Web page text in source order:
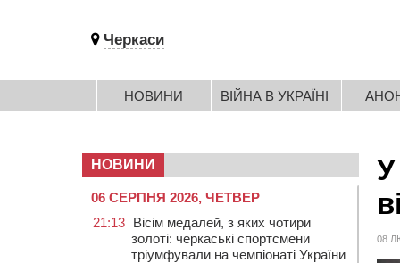
Черкаси
НОВИНИ ВІЙНА В УКРАЇНІ
У
08
НОВИНИ
06 СЕРПНЯ 2026, ЧЕТВЕР
21:13 Вісім медалей, з яких чотири
золоті: черкаські спортсмени
тріумфували на чемпіонаті України